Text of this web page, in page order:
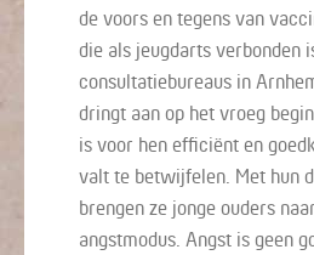
de voors en tegens van
die als jeugdarts verbonden
consultatiebureaus in
dringt aan op het vroeg
is voor hen efficiënt en
valt te betwijfelen. Met hun
brengen ze jonge ouders
angstmodus. Angst is geen